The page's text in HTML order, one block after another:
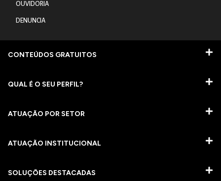
OUVIDORIA
DENUNCIA
CONTEÚDOS GRATUITOS
QUAL É O SEU PERFIL?
ATUAÇÃO POR SETOR
ATUAÇÃO INSTITUCIONAL
SOLUÇÕES DESTACADAS